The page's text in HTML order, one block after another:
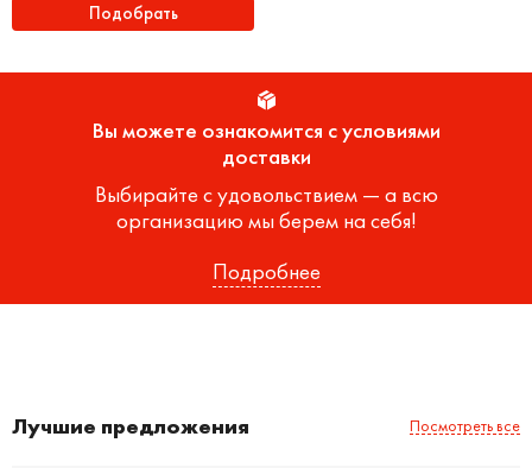
Подобрать
Вы можете ознакомится с условиями
доставки
Выбирайте с удовольствием — а всю
организацию мы берем на себя!
Подробнее
Лучшие предложения Посмотреть все